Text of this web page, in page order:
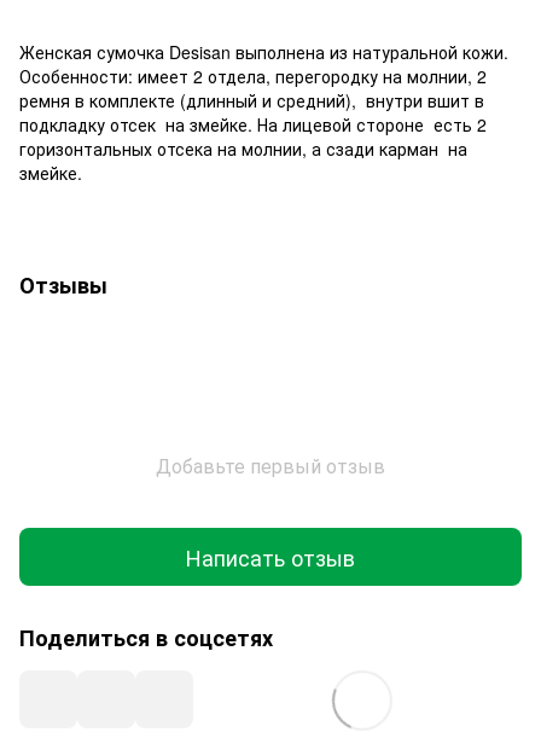
Женская сумочка Desisan выполнена из натуральной кожи.
Особенности: имеет 2 отдела, перегородку на молнии, 2
ремня в комплекте (длинный и средний), внутри вшит в
подкладку отсек на змейке. На лицевой стороне есть 2
горизонтальных отсека на молнии, а сзади карман на
змейке.
Отзывы
Добавьте первый отзыв
Написать отзыв
Поделиться в соцсетях